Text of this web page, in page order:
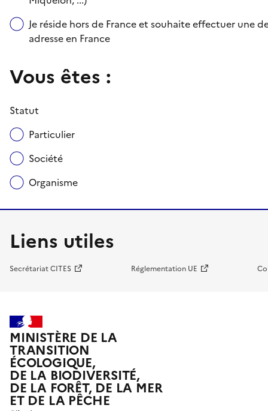
Je réside hors de France et souhaite effectuer une
adresse en France
Vous êtes :
Statut
Particulier
Société
Organisme
Liens utiles
Secrétariat CITES Réglementation UE
MINISTÈRE DE LA
TRANSITION
ÉCOLOGIQUE,
DE LA BIODIVERSITÉ,
DE LA FORÊT, DE LA MER
ET DE LA PÊCHE